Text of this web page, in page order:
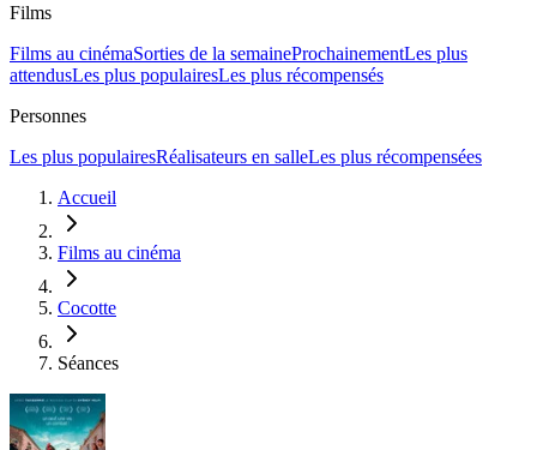
Films
Films au cinémaSorties de la semaineProchainementLes plus
attendusLes plus populairesLes plus récompensés
Personnes
Les plus populairesRéalisateurs en salleLes plus récompensées
Accueil
Films au cinéma
Cocotte
Séances